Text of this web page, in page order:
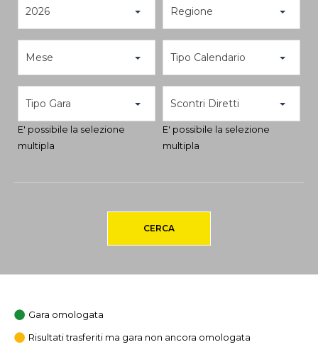
2026 Regione
Mese Tipo Calendario
Tipo Gara
E' possibile la selezione
multipla
Scontri Diretti
E' possibile la selezione
multipla
CERCA
Gara omologata
Risultati trasferiti ma gara non ancora omologata